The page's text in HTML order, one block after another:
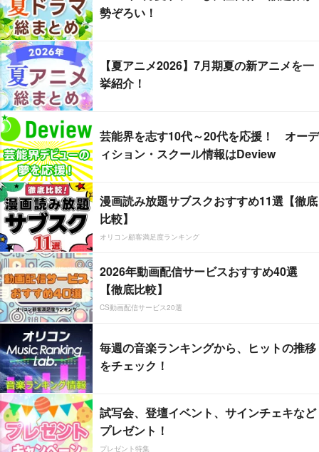
勢ぞろい！
【夏アニメ2026】7月期夏の新アニメを一
挙紹介！
芸能界を志す10代～20代を応援！ オーデ
ィション・スクール情報はDeview
漫画読み放題サブスクおすすめ11選【徹底
比較】
オリコン顧客満足度ランキング
2026年動画配信サービスおすすめ40選
【徹底比較】
CS動画配信サービス20選
毎週の音楽ランキングから、ヒットの推移
をチェック！
試写会、登壇イベント、サインチェキなど
プレゼント！
プレゼント特集